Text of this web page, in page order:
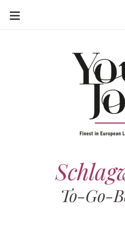
SKIP
To-Go-